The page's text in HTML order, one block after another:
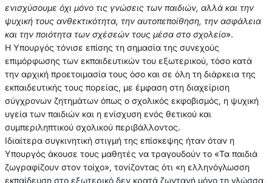
ενισχύσουμε όχι μόνο τις γνώσεις των παιδιών, αλλά και την
ψυχική τους ανθεκτικότητα, την αυτοπεποίθηση, την ασφάλεια
και την ποιότητα των σχέσεών τους μέσα στο σχολείο».
Η Υπουργός τόνισε επίσης τη σημασία της συνεχούς
επιμόρφωσης των εκπαιδευτικών του εξωτερικού, τόσο κατά
την αρχική προετοιμασία τους όσο και σε όλη τη διάρκεια της
εκπαιδευτικής τους πορείας, με έμφαση στη διαχείριση
σύγχρονων ζητημάτων όπως ο σχολικός εκφοβισμός, η ψυχική
υγεία των παιδιών και η ενίσχυση ενός θετικού και
συμπεριληπτικού σχολικού περιβάλλοντος.
Ιδιαίτερα συγκινητική στιγμή της επίσκεψης ήταν όταν η
Υπουργός άκουσε τους μαθητές να τραγουδούν το «Τα παιδιά
ζωγραφίζουν στον τοίχο», τονίζοντας ότι «η ελληνόγλωσση
εκπαίδευση στο εξωτερικό δεν κρατά ζωντανή μόνο τη γλώσσα,